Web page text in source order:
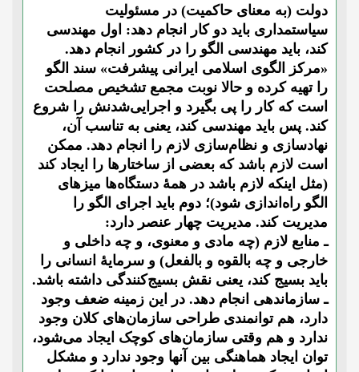
دولت (به معنای حاکمیت) در مسئولیت
سیاستمداری باید دو کار انجام دهد: اول مهندسی
کند، باید مهندسی الگو را در کشور انجام دهد.
«مرکز الگوی اسلامی ایرانی پیشرفت» سند الگو
را تهیه کرده و حالا نوبت مجمع تشخیص مصلحت
است که کار را پی بگیرد و اجرایی‌شدنش را شروع
کند. پس باید مهندسی کند، یعنی به تناسب آن،
نهادسازی و نظام‌سازی لازم را انجام دهد. ممکن
است لازم باشد که بعضی از ساختارها را ایجاد کند
(مثل اینکه لازم باشد در همۀ دستگاه‌ها میزهای
الگو راه‌اندازی شود)؛ دوم باید اجرای الگو را
مدیریت کند. مدیریت چهار عنصر دارد:
ـ منابع لازم (چه مادی و معنوی، و چه داخلی و
خارجی و چه بالقوه و بالفعل) و سرمایۀ انسانی را
باید بسیج کند، یعنی نقش بسیج‌کنندگی داشته باشد.
ـ سازماندهی انجام دهد. در این زمینه ضعف وجود
دارد، هم توانمندی طراحی سازمان‌های کلان وجود
ندارد و هم وقتی سازمان‌های کوچک ایجاد می‌شود،
توان ایجاد هماهنگی بین آنها وجود ندارد و مشکل